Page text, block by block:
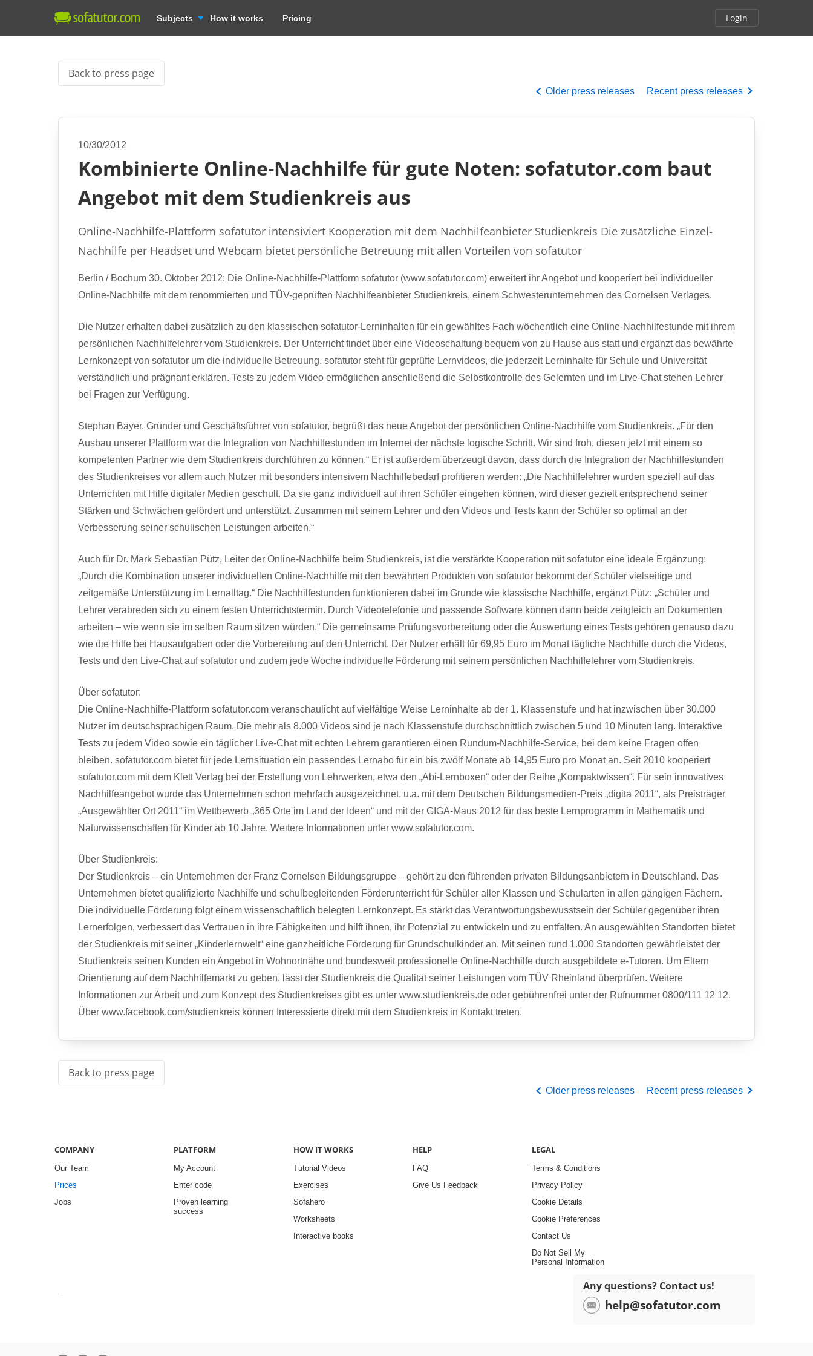
Subjects How it works Pricing Login
Back to press page
Older press releases Recent press releases
10/30/2012
Kombinierte Online-Nachhilfe für gute Noten: sofatutor.com baut
Angebot mit dem Studienkreis aus
Online-Nachhilfe-Plattform sofatutor intensiviert Kooperation mit dem Nachhilfeanbieter Studienkreis Die zusätzliche Einzel-
Nachhilfe per Headset und Webcam bietet persönliche Betreuung mit allen Vorteilen von sofatutor
Berlin / Bochum 30. Oktober 2012: Die Online-Nachhilfe-Plattform sofatutor (www.sofatutor.com) erweitert ihr Angebot und kooperiert bei individueller
Online-Nachhilfe mit dem renommierten und TÜV-geprüften Nachhilfeanbieter Studienkreis, einem Schwesterunternehmen des Cornelsen Verlages.
Die Nutzer erhalten dabei zusätzlich zu den klassischen sofatutor-Lerninhalten für ein gewähltes Fach wöchentlich eine Online-Nachhilfestunde mit ihrem
persönlichen Nachhilfelehrer vom Studienkreis. Der Unterricht findet über eine Videoschaltung bequem von zu Hause aus statt und ergänzt das bewährte
Lernkonzept von sofatutor um die individuelle Betreuung. sofatutor steht für geprüfte Lernvideos, die jederzeit Lerninhalte für Schule und Universität
verständlich und prägnant erklären. Tests zu jedem Video ermöglichen anschließend die Selbstkontrolle des Gelernten und im Live-Chat stehen Lehrer
bei Fragen zur Verfügung.
Stephan Bayer, Gründer und Geschäftsführer von sofatutor, begrüßt das neue Angebot der persönlichen Online-Nachhilfe vom Studienkreis. „Für den
Ausbau unserer Plattform war die Integration von Nachhilfestunden im Internet der nächste logische Schritt. Wir sind froh, diesen jetzt mit einem so
kompetenten Partner wie dem Studienkreis durchführen zu können.“ Er ist außerdem überzeugt davon, dass durch die Integration der Nachhilfestunden
des Studienkreises vor allem auch Nutzer mit besonders intensivem Nachhilfebedarf profitieren werden: „Die Nachhilfelehrer wurden speziell auf das
Unterrichten mit Hilfe digitaler Medien geschult. Da sie ganz individuell auf ihren Schüler eingehen können, wird dieser gezielt entsprechend seiner
Stärken und Schwächen gefördert und unterstützt. Zusammen mit seinem Lehrer und den Videos und Tests kann der Schüler so optimal an der
Verbesserung seiner schulischen Leistungen arbeiten.“
Auch für Dr. Mark Sebastian Pütz, Leiter der Online-Nachhilfe beim Studienkreis, ist die verstärkte Kooperation mit sofatutor eine ideale Ergänzung:
„Durch die Kombination unserer individuellen Online-Nachhilfe mit den bewährten Produkten von sofatutor bekommt der Schüler vielseitige und
zeitgemäße Unterstützung im Lernalltag.“ Die Nachhilfestunden funktionieren dabei im Grunde wie klassische Nachhilfe, ergänzt Pütz: „Schüler und
Lehrer verabreden sich zu einem festen Unterrichtstermin. Durch Videotelefonie und passende Software können dann beide zeitgleich an Dokumenten
arbeiten – wie wenn sie im selben Raum sitzen würden.“ Die gemeinsame Prüfungsvorbereitung oder die Auswertung eines Tests gehören genauso dazu
wie die Hilfe bei Hausaufgaben oder die Vorbereitung auf den Unterricht. Der Nutzer erhält für 69,95 Euro im Monat tägliche Nachhilfe durch die Videos,
Tests und den Live-Chat auf sofatutor und zudem jede Woche individuelle Förderung mit seinem persönlichen Nachhilfelehrer vom Studienkreis.
Über sofatutor:
Die Online-Nachhilfe-Plattform sofatutor.com veranschaulicht auf vielfältige Weise Lerninhalte ab der 1. Klassenstufe und hat inzwischen über 30.000
Nutzer im deutschsprachigen Raum. Die mehr als 8.000 Videos sind je nach Klassenstufe durchschnittlich zwischen 5 und 10 Minuten lang. Interaktive
Tests zu jedem Video sowie ein täglicher Live-Chat mit echten Lehrern garantieren einen Rundum-Nachhilfe-Service, bei dem keine Fragen offen
bleiben. sofatutor.com bietet für jede Lernsituation ein passendes Lernabo für ein bis zwölf Monate ab 14,95 Euro pro Monat an. Seit 2010 kooperiert
sofatutor.com mit dem Klett Verlag bei der Erstellung von Lehrwerken, etwa den „Abi-Lernboxen“ oder der Reihe „Kompaktwissen“. Für sein innovatives
Nachhilfeangebot wurde das Unternehmen schon mehrfach ausgezeichnet, u.a. mit dem Deutschen Bildungsmedien-Preis „digita 2011“, als Preisträger
„Ausgewählter Ort 2011“ im Wettbewerb „365 Orte im Land der Ideen“ und mit der GIGA-Maus 2012 für das beste Lernprogramm in Mathematik und
Naturwissenschaften für Kinder ab 10 Jahre. Weitere Informationen unter www.sofatutor.com.
Über Studienkreis:
Der Studienkreis – ein Unternehmen der Franz Cornelsen Bildungsgruppe – gehört zu den führenden privaten Bildungsanbietern in Deutschland. Das
Unternehmen bietet qualifizierte Nachhilfe und schulbegleitenden Förderunterricht für Schüler aller Klassen und Schularten in allen gängigen Fächern.
Die individuelle Förderung folgt einem wissenschaftlich belegten Lernkonzept. Es stärkt das Verantwortungsbewusstsein der Schüler gegenüber ihren
Lernerfolgen, verbessert das Vertrauen in ihre Fähigkeiten und hilft ihnen, ihr Potenzial zu entwickeln und zu entfalten. An ausgewählten Standorten bietet
der Studienkreis mit seiner „Kinderlernwelt“ eine ganzheitliche Förderung für Grundschulkinder an. Mit seinen rund 1.000 Standorten gewährleistet der
Studienkreis seinen Kunden ein Angebot in Wohnortnähe und bundesweit professionelle Online-Nachhilfe durch ausgebildete e-Tutoren. Um Eltern
Orientierung auf dem Nachhilfemarkt zu geben, lässt der Studienkreis die Qualität seiner Leistungen vom TÜV Rheinland überprüfen. Weitere
Informationen zur Arbeit und zum Konzept des Studienkreises gibt es unter www.studienkreis.de oder gebührenfrei unter der Rufnummer 0800/111 12 12.
Über www.facebook.com/studienkreis können Interessierte direkt mit dem Studienkreis in Kontakt treten.
Back to press page
Older press releases Recent press releases
COMPANY
Our Team
Prices
Jobs
PLATFORM
My Account
Enter code
Proven learning
success
HOW IT WORKS
Tutorial Videos
Exercises
Sofahero
Worksheets
Interactive books
HELP
FAQ
Give Us Feedback
LEGAL
Terms & Conditions
Privacy Policy
Cookie Details
Cookie Preferences
Contact Us
Do Not Sell My
Personal Information
Any questions? Contact us!
help@sofatutor.com